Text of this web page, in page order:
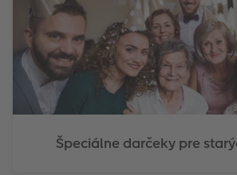
Špeciálne darčeky pre